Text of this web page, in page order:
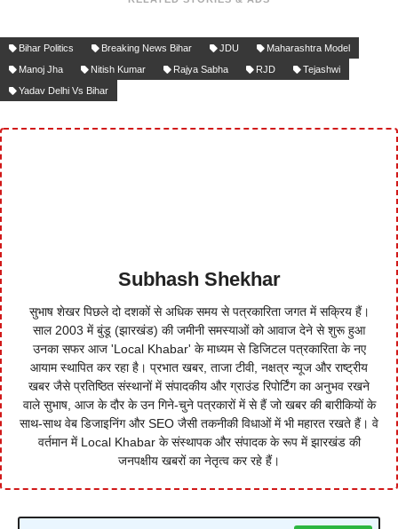
Bihar Politics Breaking News Bihar JDU
Maharashtra Model
Manoj Jha
Nitish Kumar Rajya Sabha RJD
Tejashwi
Yadav Delhi Vs Bihar
Subhash Shekhar
सुभाष शेखर पिछले दो दशकों से अधिक समय से पत्रकारिता जगत में सक्रिय हैं।
साल 2003 में बुंडू (झारखंड) की जमीनी समस्याओं को आवाज देने से शुरू हुआ
उनका सफर आज 'Local Khabar' के माध्यम से डिजिटल पत्रकारिता के नए
आयाम स्थापित कर रहा है। प्रभात खबर, ताजा टीवी, नक्षत्र न्यूज और राष्ट्रीय
खबर जैसे प्रतिष्ठित संस्थानों में संपादकीय और ग्राउंड रिपोर्टिंग का अनुभव रखने
वाले सुभाष, आज के दौर के उन गिने-चुने पत्रकारों में से हैं जो खबर की बारीकियों के
साथ-साथ वेब डिजाइनिंग और SEO जैसी तकनीकी विधाओं में भी महारत रखते हैं। वे
वर्तमान में Local Khabar के संस्थापक और संपादक के रूप में झारखंड की
जनपक्षीय खबरों का नेतृत्व कर रहे हैं।